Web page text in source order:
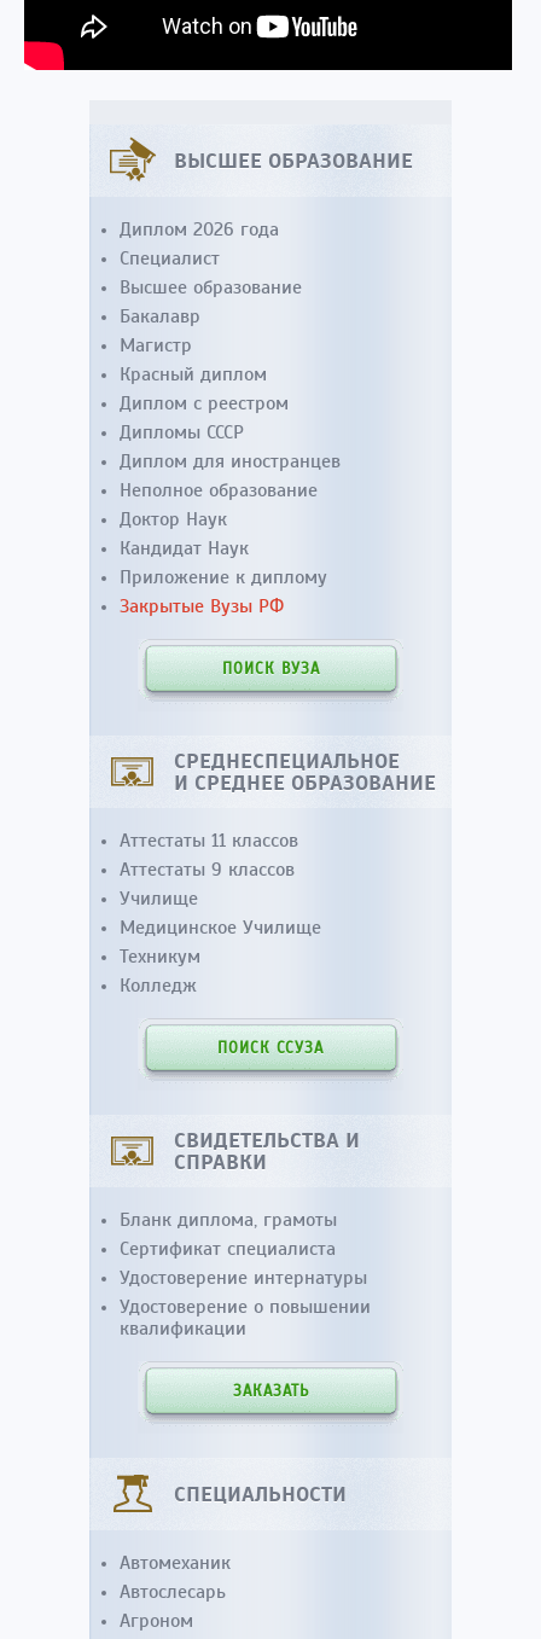
ВЫСШЕЕ ОБРАЗОВАНИЕ
Диплом 2026 года
Специалист
Высшее образование
Бакалавр
Магистр
Красный диплом
Диплом с реестром
Дипломы СССР
Диплом для иностранцев
Неполное образование
Доктор Наук
Кандидат Наук
Приложение к диплому
Закрытые Вузы РФ
ПОИСК ВУЗА
СРЕДНЕСПЕЦИАЛЬНОЕ
И СРЕДНЕЕ ОБРАЗОВАНИЕ
Аттестаты 11 классов
Аттестаты 9 классов
Училище
Медицинское Училище
Техникум
Колледж
ПОИСК ССУЗА
СВИДЕТЕЛЬСТВА И
СПРАВКИ
Бланк диплома, грамоты
Сертификат специалиста
Удостоверение интернатуры
Удостоверение о повышении
квалификации
ЗАКАЗАТЬ
СПЕЦИАЛЬНОСТИ
Автомеханик
Автослесарь
Агроном